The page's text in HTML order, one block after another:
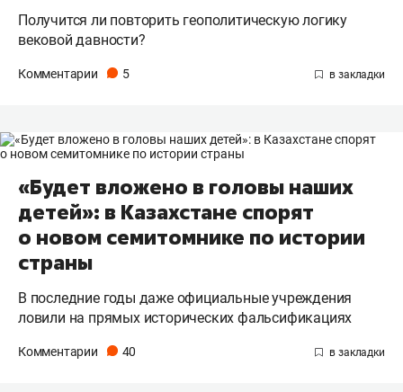
Получится ли повторить геополитическую логику
вековой давности?
Комментарии 5
«Будет вложено в головы наших
детей»: в Казахстане спорят
о новом семитомнике по истории
страны
В последние годы даже официальные учреждения
ловили на прямых исторических фальсификациях
Комментарии 40